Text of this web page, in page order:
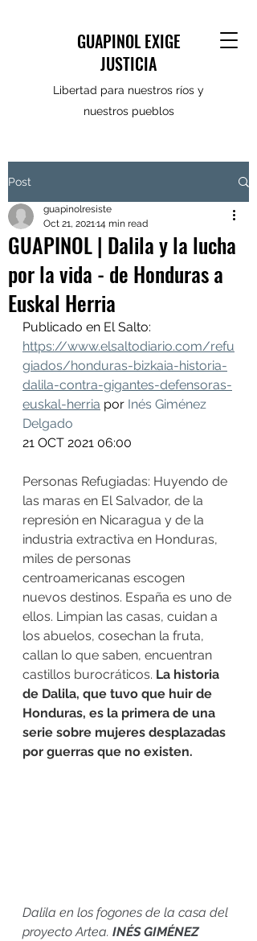
GUAPINOL EXIGE
JUSTICIA
Libertad para nuestros ríos y
nuestros pueblos
Post
GUAPINOL | Dalila y la lucha
por la vida - de Honduras a
Euskal Herria
guapinolresiste
Oct 21, 202114 min read
Publicado en El Salto:
https://www.elsaltodiario.com/refu
giados/honduras-bizkaia-historia-
dalila-contra-gigantes-defensoras-
euskal-herria por Inés Giménez
Delgado
21 OCT 2021 06:00
Personas Refugiadas: Huyendo de
las maras en El Salvador, de la
represión en Nicaragua y de la
industria extractiva en Honduras,
miles de personas
centroamericanas escogen
nuevos destinos. España es uno de
ellos. Limpian las casas, cuidan a
los abuelos, cosechan la fruta,
callan lo que saben, encuentran
castillos burocráticos. La historia
de Dalila, que tuvo que huir de
Honduras, es la primera de una
serie sobre mujeres desplazadas
por guerras que no existen.
Dalila en los fogones de la casa del
proyecto Artea. INÉS GIMÉNEZ